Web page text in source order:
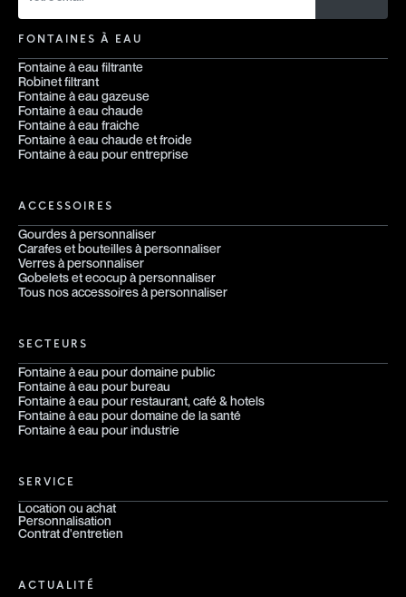
FONTAINES À EAU
Fontaine à eau filtrante
Robinet filtrant
Fontaine à eau gazeuse
Fontaine à eau chaude
Fontaine à eau fraiche
Fontaine à eau chaude et froide
Fontaine à eau pour entreprise
ACCESSOIRES
Gourdes à personnaliser
Carafes et bouteilles à personnaliser
Verres à personnaliser
Gobelets et ecocup à personnaliser
Tous nos accessoires à personnaliser
SECTEURS
Fontaine à eau pour domaine public
Fontaine à eau pour bureau
Fontaine à eau pour restaurant, café & hotels
Fontaine à eau pour domaine de la santé
Fontaine à eau pour industrie
SERVICE
Location ou achat
Personnalisation
Contrat d'entretien
ACTUALITÉ